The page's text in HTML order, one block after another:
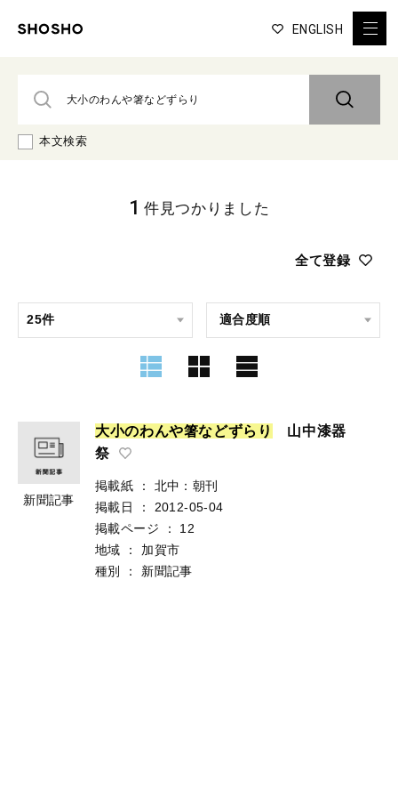
ENGLISH
本文検索
全て登録
1 件見つかりました
新聞記事
大小のわんや箸などずら り
山中漆器
祭
掲載紙 ：
北中：朝刊
掲載日
：
2012-05-04
掲載ページ
：
12
地域
：
加賀市
種別
： 新聞記事